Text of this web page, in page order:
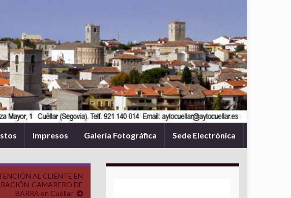
Impresos Galería Fotográfica Sede Electrónica
AL CLIENTE EN
CAMARERO DE
BARRA en Cuéllar